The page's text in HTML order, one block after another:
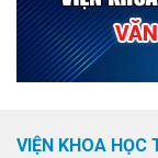
VIỆN KHOA HỌC